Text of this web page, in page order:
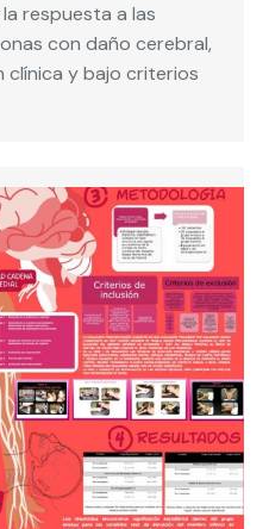
respuesta a las
con daño cerebral,
clínica y bajo criterios